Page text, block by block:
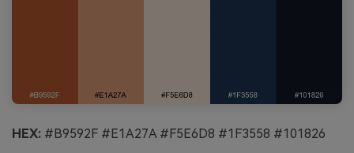
HEX: #B9592F #E1A27A #F5E6D8 #1F3558 #101826